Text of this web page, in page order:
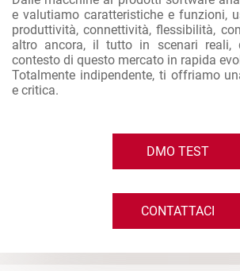
e valutiamo caratteristiche e funzioni,
produttività, connettività, flessibilità,
altro ancora, il tutto in scenari reali,
contesto di questo mercato in rapida
Totalmente indipendente, ti offriamo
e critica.
DMO TEST
CONTATTACI